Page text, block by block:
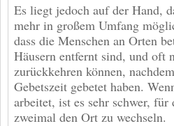
Es liegt jedoch auf der Hand,
mehr in großem Umfang
dass die Menschen an Orten
Häusern entfernt sind, und oft
zurückkehren können,
Gebetszeit gebetet haben.
arbeitet, ist es sehr schwer, für
zweimal den Ort zu wechseln.